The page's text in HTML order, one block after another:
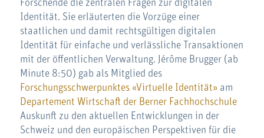
Forschende die zentralen Fragen zur digitalen
Identität. Sie erläuterten die Vorzüge einer
staatlichen und damit rechtsgültigen digitalen
Identität für einfache und verlässliche Transaktionen
mit der öffentlichen Verwaltung. Jérôme Brugger (ab
Minute 8:50) gab als Mitglied des
Forschungsschwerpunktes «Virtuelle Identität»am
Departement Wirtschaft der Berner Fachhochschule
Auskunft zu den aktuellen Entwicklungen in der
Schweiz und den europäischen Perspektiven für die